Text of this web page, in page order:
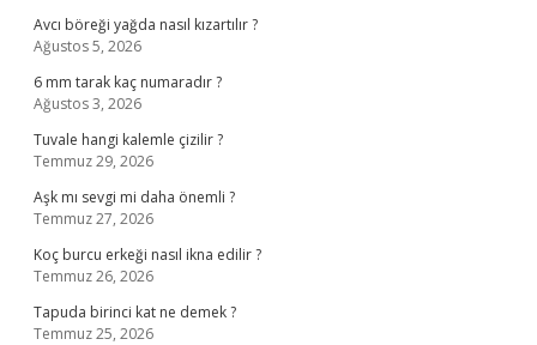
Avcı böreği yağda nasıl kızartılır ?
Ağustos 5, 2026
6 mm tarak kaç numaradır ?
Ağustos 3, 2026
Tuvale hangi kalemle çizilir ?
Temmuz 29, 2026
Aşk mı sevgi mi daha önemli ?
Temmuz 27, 2026
Koç burcu erkeği nasıl ikna edilir ?
Temmuz 26, 2026
Tapuda birinci kat ne demek ?
Temmuz 25, 2026